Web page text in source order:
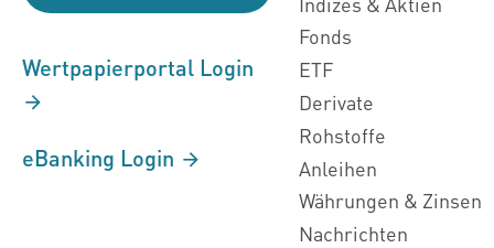
Wertpapierportal Login
eBanking Login
Fonds
ETF
Derivate
Rohstoffe
Anleihen
Währungen & Zinsen
Nachrichten